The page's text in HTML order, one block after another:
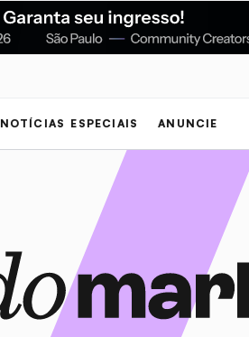
NOTÍCIAS ESPECIAIS ANUNCIE